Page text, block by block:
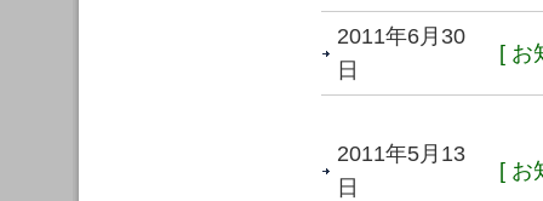
2011年6月30
日
[ お
2011年5月13
日
[ お